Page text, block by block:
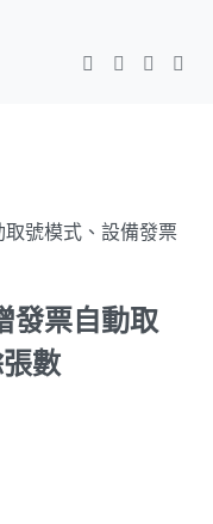
取號模式、設備發票
發票自動取
數